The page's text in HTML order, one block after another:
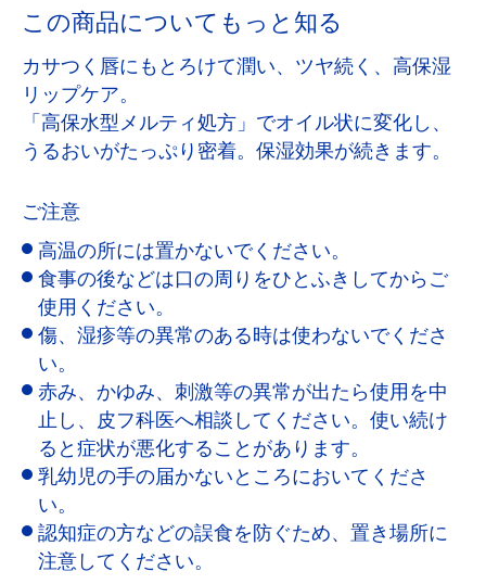
この商品についてもっと知る
カサつく唇にもとろけて潤い、ツヤ続く、高保湿
リップケア。
「高保水型メルティ処方」でオイル状に変化し、
うるおいがたっぷり密着。保湿効果が続きます。
ご注意
高温の所には置かないでください。
食事の後などは口の周りをひとふきしてからご
使用ください。
傷、湿疹等の異常のある時は使わないでくださ
い。
赤み、かゆみ、刺激等の異常が出たら使用を中
止し、皮フ科医へ相談してください。使い続け
ると症状が悪化することがあります。
乳幼児の手の届かないところにおいてくださ
い。
認知症の方などの誤食を防ぐため、置き場所に
注意してください。